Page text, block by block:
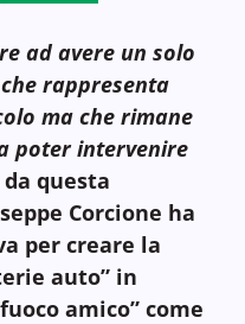
ad avere un solo
rappresenta
ma che rimane
poter intervenire
questa
Corcione ha
per creare la
auto” in
amico” come